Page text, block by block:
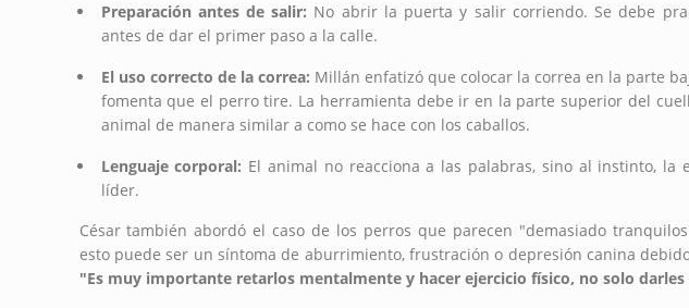
Preparación antes de salir: No abrir la puerta y salir corriendo. Se debe
antes de dar el primer paso a la calle.
El uso correcto de la correa: Millán enfatizó que colocar la correa en la parte
fomenta que el perro tire. La herramienta debe ir en la parte superior del
animal de manera similar a como se hace con los caballos.
Lenguaje corporal: El animal no reacciona a las palabras, sino al instinto, la
líder.
César también abordó el caso de los perros que parecen "demasiado
esto puede ser un síntoma de aburrimiento, frustración o depresión canina
"Es muy importante retarlos mentalmente y hacer ejercicio físico, no solo